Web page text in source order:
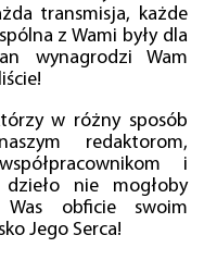
transmisja, każde
z Wami były dla
wynagrodzi Wam
w różny sposób
redaktorom,
i
nie mogłoby
obficie swoim
Jego Serca!